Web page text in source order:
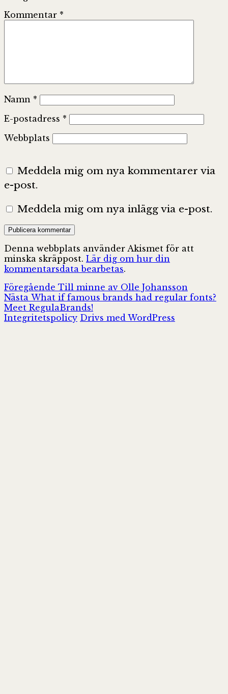
Kommentar *
Namn *
E-postadress *
Webbplats
Meddela mig om nya kommentarer via
e-post.
Meddela mig om nya inlägg via e-post.
Denna webbplats använder Akismet för att
minska skräppost. Lär dig om hur din
kommentarsdata bearbetas.
Inläggsnavigering
Föregående Föregående
inlägg:
Till minne av Olle Johansson
Nästa Nästa
inlägg:
What if famous brands had regular fonts?
Meet RegulaBrands!
Integritetspolicy Drivs med WordPress